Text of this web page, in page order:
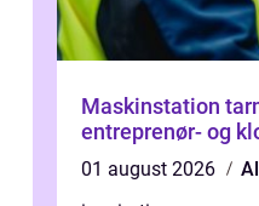
Maskinstation tarm lokal
entreprenør- og
01 august 2026